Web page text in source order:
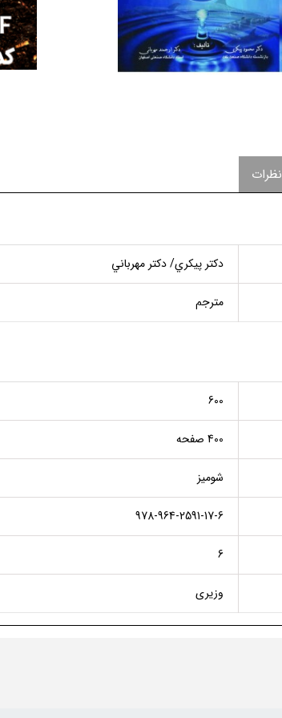
نظرات
دكتر پيكري/ دكتر مهرباني
مترجم
600
400 صفحه
شومیز
978-964-2591-17-6
6
وزیری